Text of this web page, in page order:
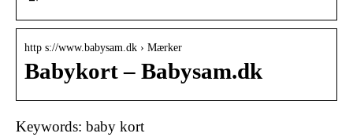
http s://www.babysam.dk › Mærker
Babykort – Babysam.dk
Keywords: baby kort